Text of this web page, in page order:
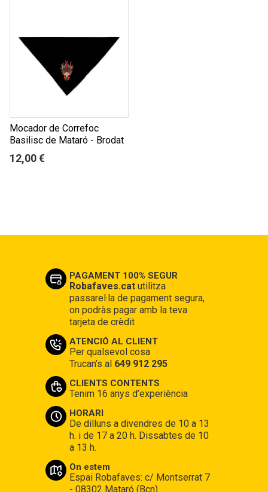
Mocador de Correfoc
Basilisc de Mataró - Brodat
12,00 €
PAGAMENT 100% SEGUR
Robafaves.catutilitza
passarel·la de pagament segura,
on podràs pagar amb la teva
tarjeta de crèdit
ATENCIÓ AL CLIENT
Per qualsevol cosa
Trucan’s al 649 912 295
CLIENTS CONTENTS
Tenim 16 anys d’experiència
HORARI
De dilluns a divendres de 10 a 13
h. i de 17 a 20 h. Dissabtes de 10
a 13 h.
On estem
Espai Robafaves: c/ Montserrat 7
- 08302 Mataró (Bcn)